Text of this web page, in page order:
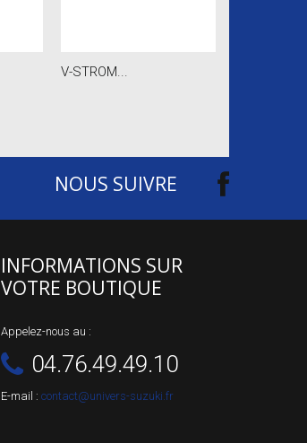
V-STROM...
NOUS SUIVRE
INFORMATIONS SUR
VOTRE BOUTIQUE
Appelez-nous au :
04.76.49.49.10
E-mail : contact@univers-suzuki.fr